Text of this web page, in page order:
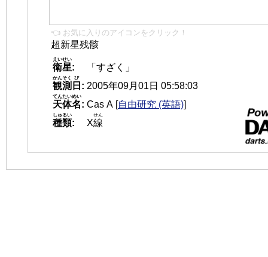
👈 お気に入りのアイコンをクリック！
超新星残骸
衛星
えいせい
:
「すざく」
観測
かんそく
日
び
: 2005年09月01日 05:58:03
天体名
てんたいめい
: Cas A [自由研究 (英語)]
種類
しゅるい
: X線
せん